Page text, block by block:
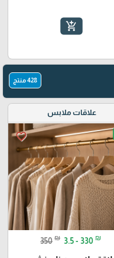
add_shopping_cart
428 منتج
علاقات ملابس
favorite_border
350 ₪ 3.5 - 330 ₪